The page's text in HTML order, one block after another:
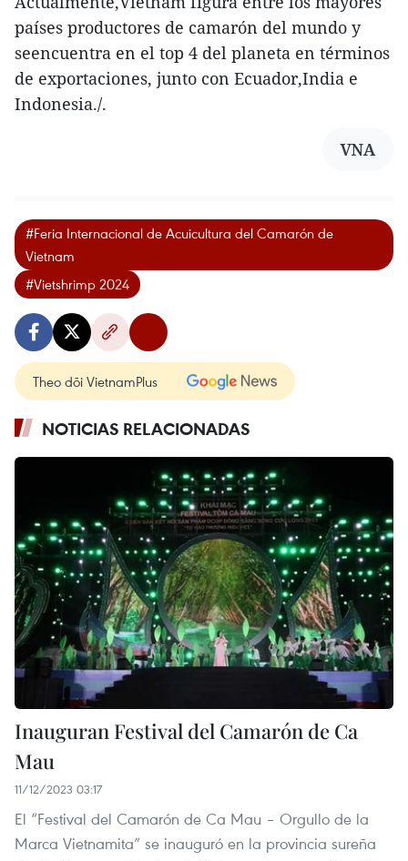
países productores de camarón del mundo y
seencuentra en el top 4 del planeta en términos
de exportaciones, junto con Ecuador,India e
Indonesia./.
VNA
#Feria Internacional de Acuicultura del Camarón de
Vietnam
#Vietshrimp 2024
Theo dõi VietnamPlus
NOTICIAS RELACIONADAS
Inauguran Festival del Camarón de Ca
Mau
11/12/2023 03:17
El “Festival del Camarón de Ca Mau – Orgullo de la
Marca Vietnamita” se inauguró en la provincia sureña